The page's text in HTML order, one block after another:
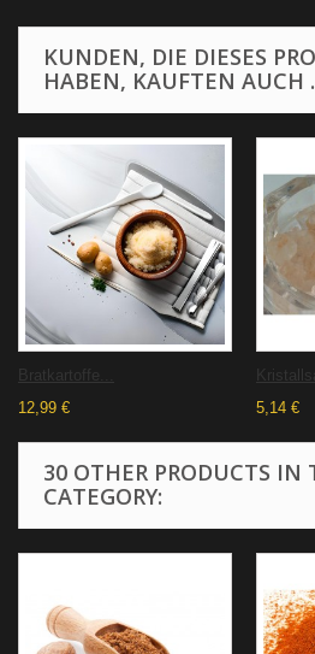
KUNDEN, DIE DIESES
HABEN, KAUFTEN AUCH
Bratkartoffe...
12,99 €
5,14 €
30 OTHER PRODUCTS IN
CATEGORY: